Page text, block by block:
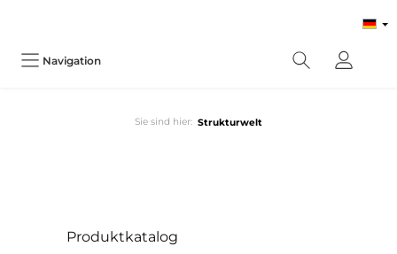
Navigation
Sie sind hier: Strukturwelt
Produktkatalog